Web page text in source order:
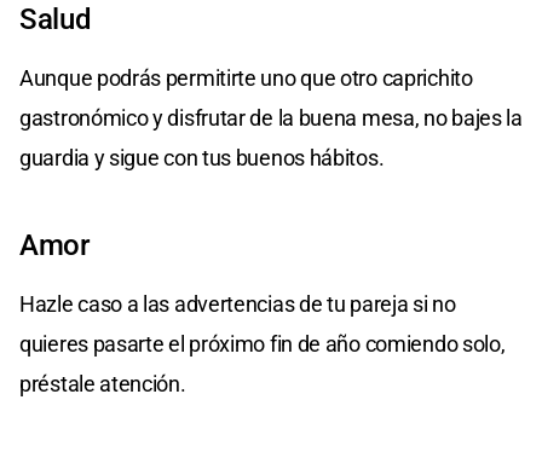
Salud
Aunque podrás permitirte uno que otro caprichito
gastronómico y disfrutar de la buena mesa, no bajes la
guardia y sigue con tus buenos hábitos.
Amor
Hazle caso a las advertencias de tu pareja si no
quieres pasarte el próximo fin de año comiendo solo,
préstale atención.